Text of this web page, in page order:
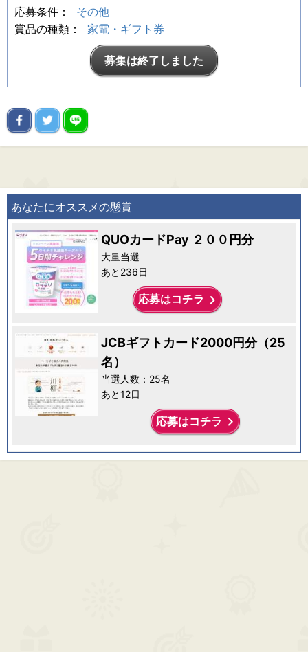
応募条件：
その他
賞品の種類：
家電・ギフト券
募集は終了しました
あなたにオススメの懸賞
QUOカードPay ２００円分
大量当選
あと236日
応募はコチラ keyboard_arrow_right
JCBギフトカード2000円分（25
名）
当選人数：25名
あと12日
応募はコチラ keyboard_arrow_right